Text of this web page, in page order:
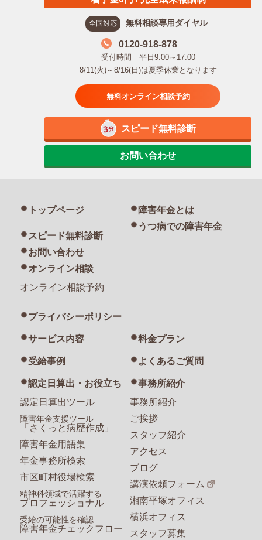
全国対応 無料相談専用ダイヤル
0120-918-878
受付時間 平日9:00～17:00
8/11(火)～8/16(日)は夏季休業となります
無料オンライン相談予約
スピード無料診断
お問い合わせ
トップページ
スピード無料診断
お問い合わせ
オンライン相談
オンライン相談予約
プライバシーポリシー
障害年金とは
うつ病での障害年金
サービス内容 料金プラン
受給事例 よくあるご質問
認定日算出・お役立ち
認定日算出ツール
障害年金支援ツール
「さくっと病歴作成」
障害年金用語集
年金事務所検索
市区町村役場検索
精神科領域で活躍する
プロフェッショナル
受給の可能性を確認
障害年金チェックフロー
事務所紹介
事務所紹介
ご挨拶
スタッフ紹介
アクセス
ブログ
講演依頼フォーム
湘南平塚オフィス
横浜オフィス
スタッフ募集